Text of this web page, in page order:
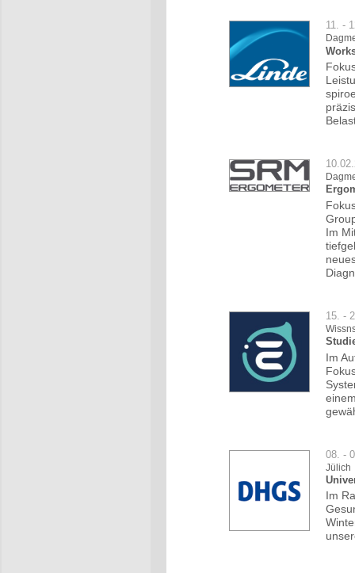
11. -
Im
15. -
Im
08. -
Jülich
Im